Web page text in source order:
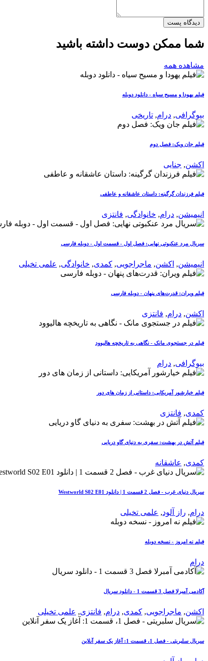
دیدگاه پست
شما ممکن دوست داشته باشید
مشاهده همه
فیلم یهودا و مسیح سیاه - دانلود دوبله
بیوگرافی, درام, تاریخی
فیلم جان ویک: فصل دوم
اکشن, جنایی
فیلم فرزندان گرگینه: داستان عاشقانه و عاطفی
انیمیشن, درام, خانوادگی, فانتزی
سریال مرد عنکبوتی نهایی: فصل اول - قسمت اول - دوبله فارسی
انیمیشن, اکشن, ماجراجویی, کمدی, خانوادگی, علمی تخیلی
فیلم ویران: قدرت‌های پنهان - دوبله فارسی
اکشن, درام, فانتزی
فیلم در جستجوی مانک - نگاهی به تاریخچه هالیوود
بیوگرافی, درام
فیلم خیارشور آمریکایی: داستانی از زمان های دور
کمدی, فانتزی
فیلم آتش در بهشت: سفری به دنیای گاو دریایی
کمدی, عاشقانه
سریال دنیای غرب - فصل 2 قسمت 1 | دانلود Westworld S02 E01
درام, راز آلود, علمی تخیلی
فیلم نه امروز - نسخه دوبله
درام
آکادمی آمبرلا فصل 3 قسمت 1 - دانلود سریال
اکشن, ماجراجویی, کمدی, درام, فانتزی, علمی تخیلی
سریال سلبریتی - فصل 1، قسمت 1: آغاز یک سفر آنلاین